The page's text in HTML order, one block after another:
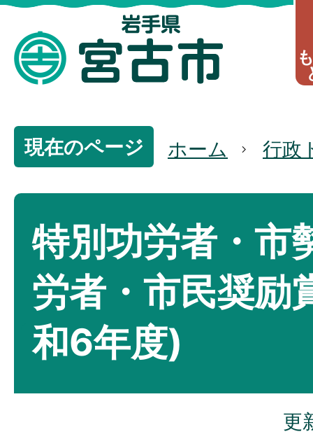
現在のページ ホーム 行政
特別功労者・市
労者・市民奨励
和6年度)
更